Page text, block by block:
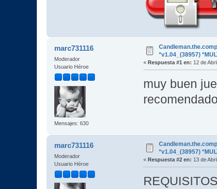
marc731116
Moderador
Usuario Héroe
Mensajes: 630
*v1.04_(38957)
« Respuesta #1 en: 12 de
muy buen
marc731116
Moderador
Usuario Héroe
*v1.04_(38957)
« Respuesta #2 en: 13 de